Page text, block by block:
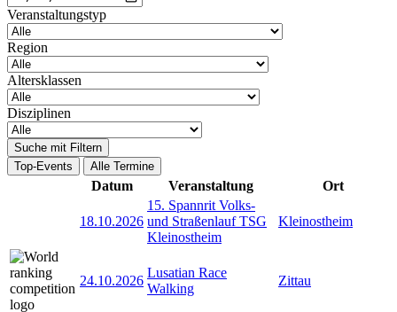
Veranstaltungstyp
Region
Altersklassen
Disziplinen
Suche mit Filtern
Top-Events
Alle Termine
Datum Veranstaltung Ort
18.10.2026
15. Spannrit Volks-
und Straßenlauf TSG
Kleinostheim
Kleinostheim
24.10.2026
Lusatian Race
Walking
Zittau